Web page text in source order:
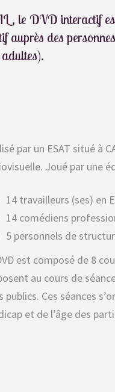
le DVD interactif
auprès des
par un ESAT situé à
Joué par une
14 travailleurs (ses) en
14 comédiens
5 personnels de
est composé de 8
au cours de
publics. Ces séances
et de l’âge des